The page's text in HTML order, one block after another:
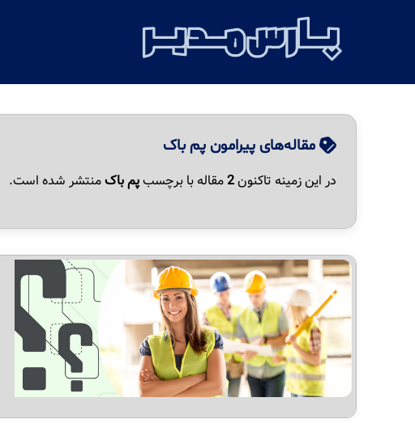
مقاله‌های پیرامون پم باک
در این زمینه تاکنون2مقاله با برچسبپم باکمنتشر شده است.